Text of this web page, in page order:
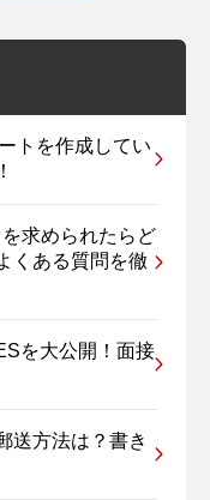
トを作成してい
求められたらど
くある質問を徹
を大公開！面接
送方法は？書き